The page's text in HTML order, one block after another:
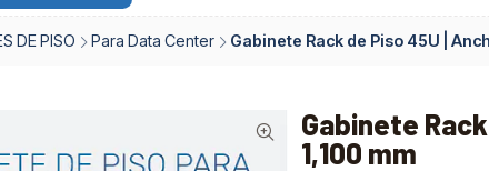
DE PISO Para Data Center Gabinete Rack de Piso 45U |
Gabinete
1,100 mm